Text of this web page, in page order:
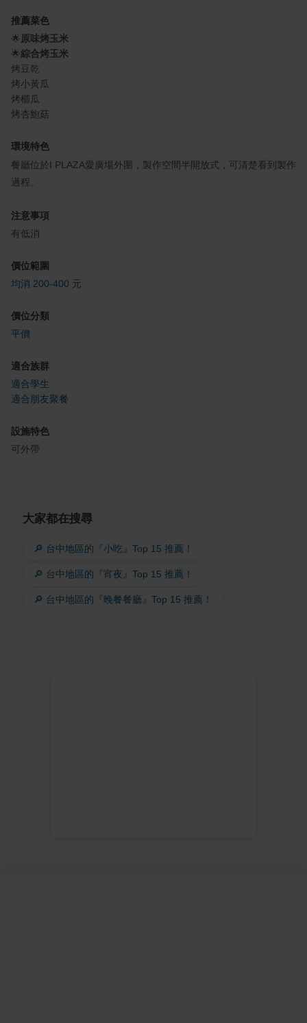
推薦菜色
🌟 原味烤玉米
🌟綜合烤玉米
烤豆乾
烤小黃瓜
烤櫛瓜
烤杏鮑菇
環境特色
餐廳位於I PLAZA愛廣場外圍，製作空間半開放式，可清楚看到製作
過程。
注意事項
有低消
價位範圍
均消 200-400 元
價位分類
平價
適合族群
適合學生
適合朋友聚餐
設施特色
可外帶
大家都在搜尋
🔎 台中地區的『小吃』Top 15 推薦！
🔎 台中地區的『宵夜』Top 15 推薦！
🔎 台中地區的『晚餐餐廳』Top 15 推薦！